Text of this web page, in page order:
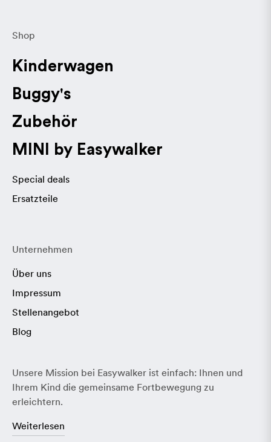
Shop
Kinderwagen
Buggy's
Zubehör
MINI by Easywalker
Special deals
Ersatzteile
Unsere Mission bei Easywalker ist einfach: Ihnen und
Ihrem Kind die gemeinsame Fortbewegung zu
erleichtern.
Weiterlesen
Unternehmen
Über uns
Impressum
Stellenangebot
Blog